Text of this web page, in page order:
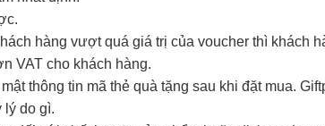
hàng vượt quá giá trị của voucher thì khách
VAT cho khách hàng.
thông tin mã thẻ quà tặng sau khi đặt mua.
lý do gì.